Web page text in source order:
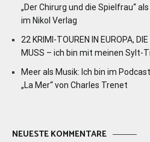
„Der Chirurg und die Spielfrau“
im Nikol Verlag
22 KRIMI-TOUREN IN EUROPA,
MUSS – ich bin mit meinen Sylt-
Meer als Musik: Ich bin im
„La Mer“ von Charles Trenet
NEUESTE KOMMENTARE